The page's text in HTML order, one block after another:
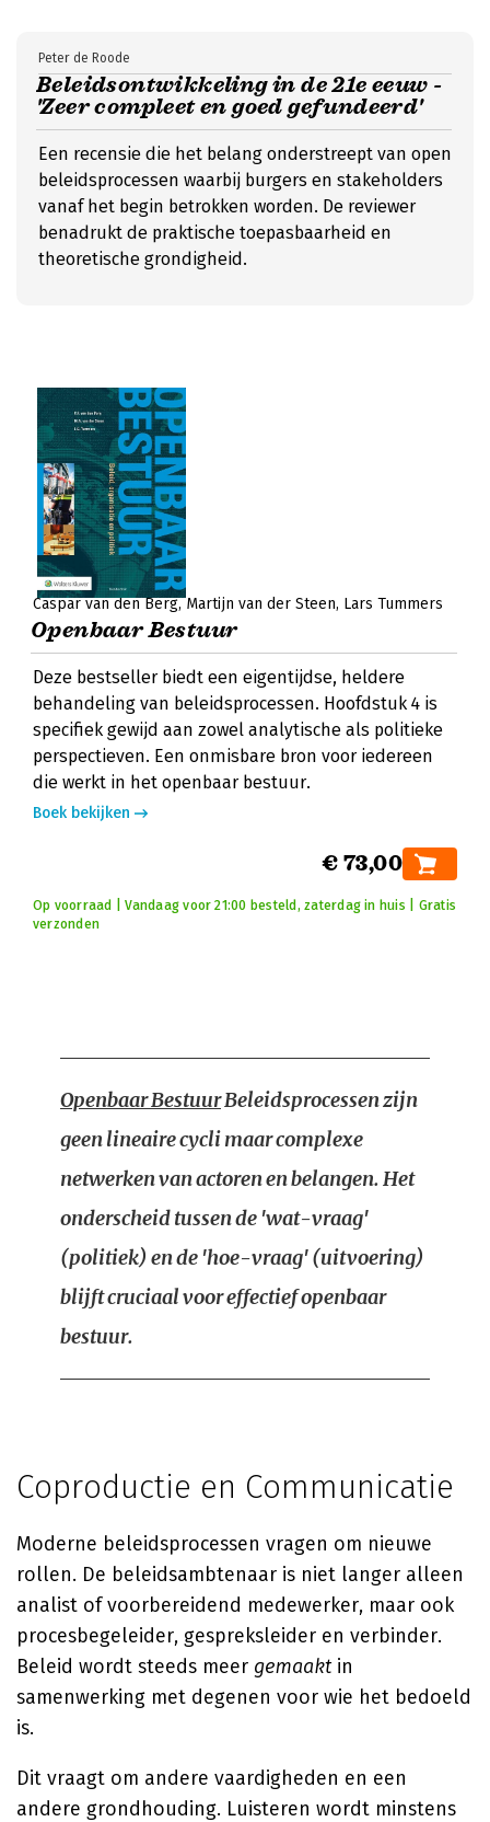
Beleidsontwikkeling in de 21e eeuw -
'Zeer compleet en goed gefundeerd'
Peter de Roode
Een recensie die het belang onderstreept van open
beleidsprocessen waarbij burgers en stakeholders
vanaf het begin betrokken worden. De reviewer
benadrukt de praktische toepasbaarheid en
theoretische grondigheid.
Caspar van den Berg Martijn van der Steen Lars Tummers
Openbaar Bestuur
Deze bestseller biedt een eigentijdse, heldere
behandeling van beleidsprocessen. Hoofdstuk 4 is
specifiek gewijd aan zowel analytische als politieke
perspectieven. Een onmisbare bron voor iedereen
die werkt in het openbaar bestuur.
Boek bekijken
€ 73,00
Op voorraad | Vandaag voor 21:00 besteld, zaterdag in huis | Gratis
verzonden
Openbaar BestuurBeleidsprocessen zijn
geen lineaire cycli maar complexe
netwerken van actoren en belangen. Het
onderscheid tussen de 'wat-vraag'
(politiek) en de 'hoe-vraag' (uitvoering)
blijft cruciaal voor effectief openbaar
bestuur.
Coproductie en Communicatie
Moderne beleidsprocessen vragen om nieuwe
rollen. De beleidsambtenaar is niet langer alleen
analist of voorbereidend medewerker, maar ook
procesbegeleider, gespreksleider en verbinder.
Beleid wordt steeds meer gemaaktin
samenwerking met degenen voor wie het bedoeld
is.
Dit vraagt om andere vaardigheden en een
andere grondhouding. Luisteren wordt minstens